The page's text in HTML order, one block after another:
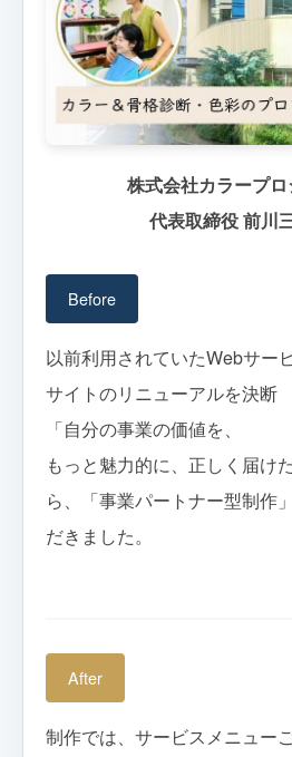
株式会社カラープ
代表取締役 前川
Before
以前利用されていたWebサー
サイトのリニューアルを決断
「自分の事業の価値を、
もっと魅力的に、正しく届け
ら、「事業パートナー型制作
だきました。
After
制作では、サービスメニュー